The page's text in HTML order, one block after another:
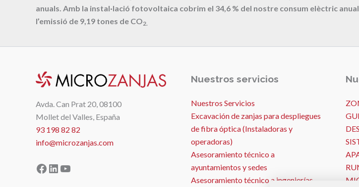
anuals. Amb la instal·lació fotovoltaica cobrim el 34,6 % del nostre consum elèctric
l’emissió de 9,19 tones de CO2.
Avda. Can Prat 20, 08100
Mollet del Valles, España
93 198 82 82
info@microzanjas.com
Facebook
LinkedIn
YouTube
Nuestros servicios
Nuestros Servicios
Excavación de zanjas para despliegues
de fibra óptica (Instaladoras y
operadoras)
Asesoramiento técnico a
ayuntamientos y sedes
Asesoramiento técnico a ingenierías